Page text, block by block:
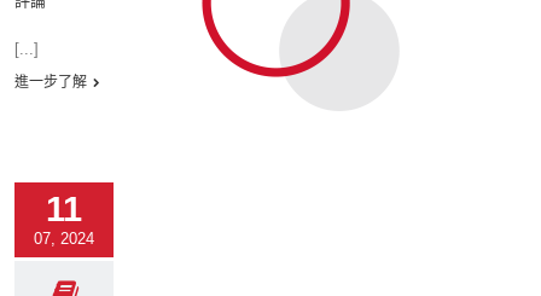
[...]
進一步了解
11
07, 2024